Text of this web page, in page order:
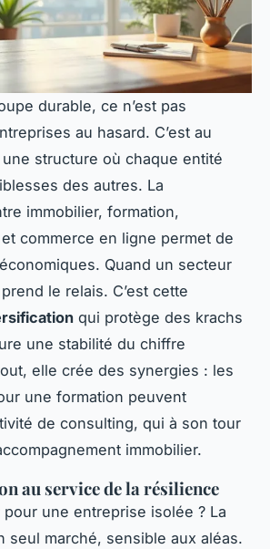
durable, ce n’est pas
au hasard. C’est au
structure où chaque entité
des autres. La
immobilier, formation,
commerce en ligne permet de
Quand un secteur
le relais. C’est cette
qui protège des krachs
une stabilité du chiffre
elle crée des synergies : les
une formation peuvent
de consulting, qui à son tour
immobilier.
au service de la résilience
une entreprise isolée ? La
seul marché, sensible aux aléas.